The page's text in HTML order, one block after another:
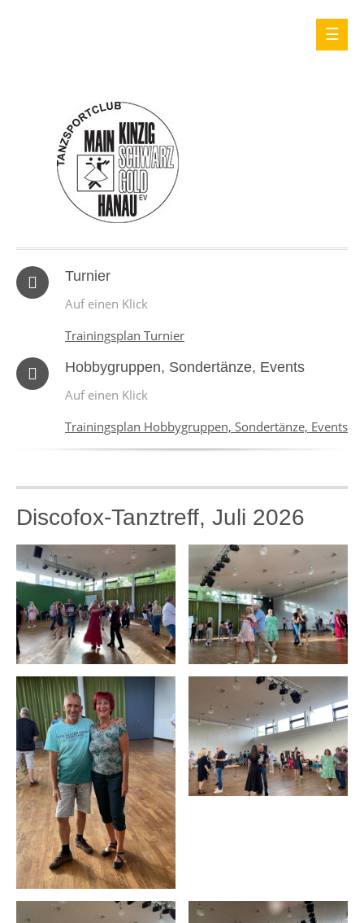
Turnier
Auf einen Klick
Trainingsplan Turnier
Hobbygruppen, Sondertänze, Events
Auf einen Klick
Trainingsplan Hobbygruppen, Sondertänze, Events
Discofox-Tanztreff, Juli 2026